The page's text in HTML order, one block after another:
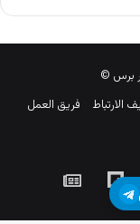
برس ©
الارتباط
فريق العمل
Flipboard